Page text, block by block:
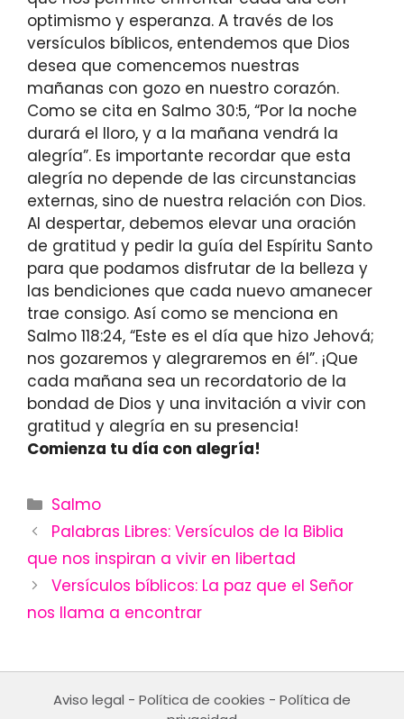
optimismo y esperanza. A través de los
versículos bíblicos, entendemos que Dios
desea que comencemos nuestras
mañanas con gozo en nuestro corazón.
Como se cita en Salmo 30:5, “Por la noche
durará el lloro, y a la mañana vendrá la
alegría”. Es importante recordar que esta
alegría no depende de las circunstancias
externas, sino de nuestra relación con Dios.
Al despertar, debemos elevar una oración
de gratitud y pedir la guía del Espíritu Santo
para que podamos disfrutar de la belleza y
las bendiciones que cada nuevo amanecer
trae consigo. Así como se menciona en
Salmo 118:24, “Este es el día que hizo Jehová;
nos gozaremos y alegraremos en él”. ¡Que
cada mañana sea un recordatorio de la
bondad de Dios y una invitación a vivir con
gratitud y alegría en su presencia!
Comienza tu día con alegría!
Categories
Salmo
Palabras Libres: Versículos de la Biblia
que nos inspiran a vivir en libertad
Versículos bíblicos: La paz que el Señor
nos llama a encontrar
Aviso legal - Política de cookies - Política de